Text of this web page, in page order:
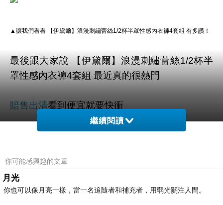
▲讓我們看看 【伊黛爾】浪漫刺繡蕾絲1/2杯半罩性感內衣褲4套組 有多讚！
最後跟大家說 【伊黛爾】浪漫刺繡蕾絲1/2杯半
罩性感內衣褲4套組 最近真的很熱門
賠售出清看到便宜就要快衝
其他價格的部份及細節
商品的介紹寫在下面可以先稍微看看！
繼續閱讀
你可能感興趣的文章
月光
你也可以像月亮一樣，當一名追隨者和補充者，用弱光關注人間。